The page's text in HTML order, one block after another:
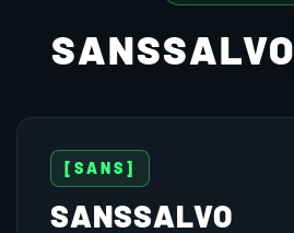
SANSSALVO
[SANS]
SANSSALVO